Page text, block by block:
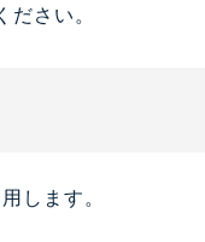
さい。
します。